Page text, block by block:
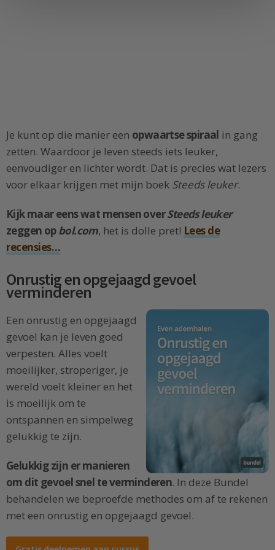
Je kunt op die manier een opwaartse spiraal in gang
zetten. Waardoor je leven steeds iets leuker,
eenvoudiger en lichter wordt. Dat is precies wat lezers
voor elkaar krijgen met mijn boek Steeds leuker.
Kijk maar eens wat mensen overSteeds leuker
zeggen op bol.com, het is dolle pret! Lees de
recensies…
Onrustig en opgejaagd gevoel
verminderen
Een onrustig en opgejaagd
gevoel kan je leven goed
verpesten. Alles voelt
moeilijker, stroperiger, je
wereld voelt kleiner en het
is moeilijk om te
ontspannen en simpelweg
gelukkig te zijn.
Gelukkig zijn er manieren
om dit gevoel snel te verminderen. In deze Bundel
behandelen we beproefde methodes om af te rekenen
met een onrustig en opgejaagd gevoel.